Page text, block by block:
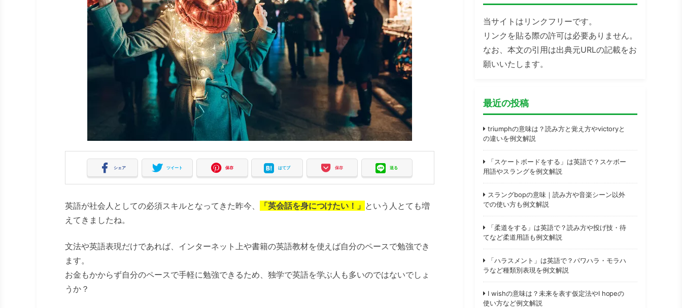
シェア ツイート 保存 はてブ 保存 送る
英語が社会人としての必須スキルとなってきた昨今、 「英会話を身につけたい！」 という人とても増
えてきましたね。
文法や英語表現だけであれば、インターネット上や書籍の英語教材を使えば自分のペースで勉強でき
ます。
お金もかからず自分のペースで手軽に勉強できるため、独学で英語を学ぶ人も多いのではないでしょ
うか？
当サイトはリンクフリーです。
リンクを貼る際の許可は必要ありません。
なお、本文の引用は出典元URLの記載をお
願いいたします。
最近の投稿
triumphの意味は？読み方と覚え方やvictoryと
の違いを例文解説
「スケートボードをする」は英語で？スケボー
用語やスラングを例文解説
スラングbopの意味｜読み方や音楽シーン以外
での使い方も例文解説
「柔道をする」は英語で？読み方や投げ技・待
てなど柔道用語も例文解説
「ハラスメント」は英語で？パワハラ・モラハ
ラなど種類別表現を例文解説
I wishの意味は？未来を表す仮定法やI hopeの
使い方など例文解説